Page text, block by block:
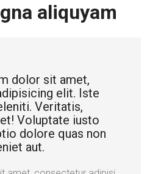
aliquyam
dolor sit amet,
elit. Iste
Veritatis,
Voluptate iusto
dolore quas non
aut.